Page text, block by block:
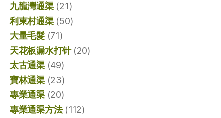
九龍灣通渠(21)
利東村通渠(50)
大量毛髮(71)
天花板漏水打针(20)
太古通渠(49)
寶林通渠(23)
專業通渠(20)
專業通渠方法(112)